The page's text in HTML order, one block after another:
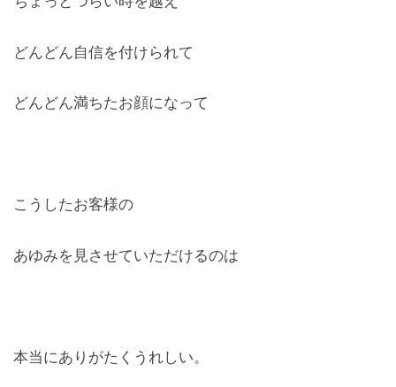
どんどん自信を付けられて
どんどん満ちたお顔になって
こうしたお客様の
あゆみを見させていただけるのは
本当にありがたくうれしい。